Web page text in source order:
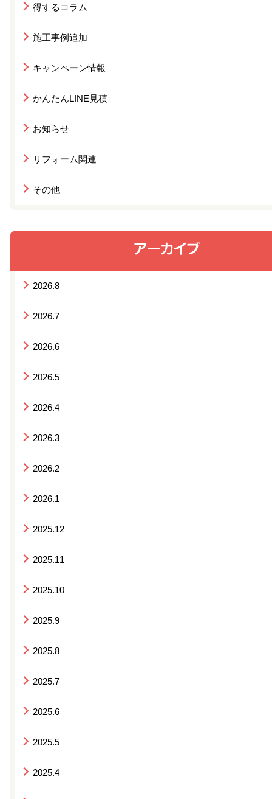
得するコラム
施工事例追加
キャンペーン情報
かんたんLINE見積
お知らせ
リフォーム関連
その他
2026.8
2026.7
2026.6
2026.5
2026.4
2026.3
2026.2
2026.1
2025.12
2025.11
2025.10
2025.9
2025.8
2025.7
2025.6
2025.5
2025.4